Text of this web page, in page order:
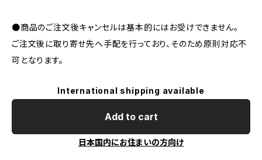
●商品のご注文後キャンセルは基本的にはお受けできません。
ご注文後に取り寄せ先へ手配を行っており、そのため原則対応不
可となります。
International shipping available
Add to cart
日本国内にお住まいの方向け